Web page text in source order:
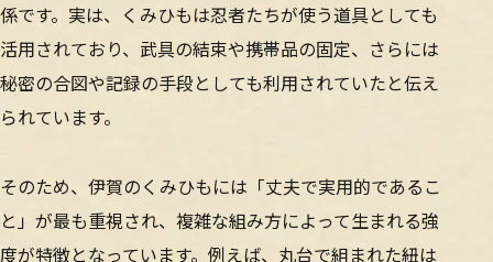
係です。実は、くみひもは忍者たちが使う道具としても
活用されており、武具の結束や携帯品の固定、さらには
秘密の合図や記録の手段としても利用されていたと伝え
られています。
そのため、伊賀のくみひもには「丈夫で実用的であるこ
と」が最も重視され、複雑な組み方によって生まれる強
度が特徴となっています。例えば、丸台で組まれた紐は